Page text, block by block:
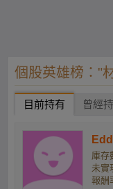
個股英雄榜："
目前持有 曾經
庫存
未實
報酬